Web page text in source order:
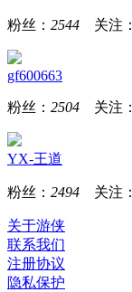
粉丝： 2544 关注：
gf600663
粉丝： 2504 关注：
YX-王道
粉丝： 2494 关注：
关于游侠
联系我们
注册协议
隐私保护